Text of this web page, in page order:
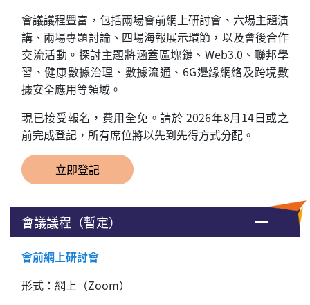
會議議程豐富，包括兩場會前網上研討會、六場主題演
講、兩場專題討論、四場海報展示環節，以及會後合作
交流活動。探討主題將涵蓋區塊鏈、Web3.0、聯邦學
習、健康數據治理、數據流通、6G邊緣網絡及跨境數
據安全應用等領域。
現已接受報名，費用全免。請於 2026年8月14日或之
前完成登記，所有席位將以先到先得方式分配。
立即登記
會議議程（暫定）
會前網上研討會
形式：網上 （Zoom）